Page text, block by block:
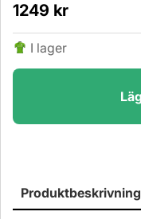
1249 kr
I lager
Produktbeskrivning